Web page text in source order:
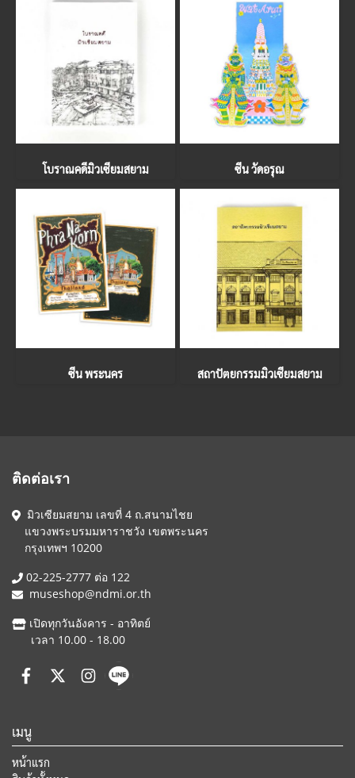
โบราณคดีมิวเซียมสยาม ซีน วัดอรุณ
ซีน พระนคร สถาปัตยกรรมมิวเซียมสยาม
ติดต่อเรา
มิวเซียมสยาม เลขที่ 4 ถ.สนามไชย
แขวงพระบรมมหาราชวัง เขตพระนคร
กรุงเทพฯ 10200
02-225-2777 ต่อ 122
museshop@ndmi.or.th
เปิดทุกวันอังคาร - อาทิตย์
เวลา 10.00 - 18.00
เมนู
หน้าแรก